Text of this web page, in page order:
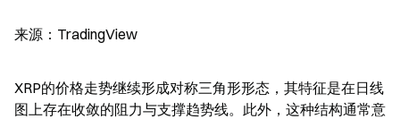
来源：TradingView
XRP的价格走势继续形成对称三角形形态，其特征是在日线
图上存在收敛的阻力与支撑趋势线。此外，这种结构通常意